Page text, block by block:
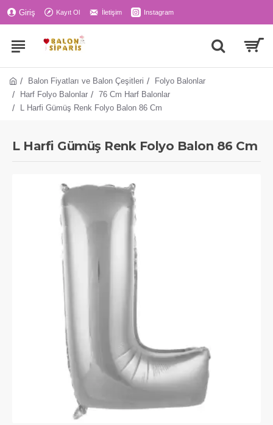
Giriş Kayıt Ol İletişim Instagram
Balon Fiyatları ve Balon Çeşitleri
Folyo Balonlar
Harf Folyo Balonlar
76 Cm Harf Balonlar
L Harfi Gümüş Renk Folyo Balon 86 Cm
L Harfi Gümüş Renk Folyo Balon 86 Cm